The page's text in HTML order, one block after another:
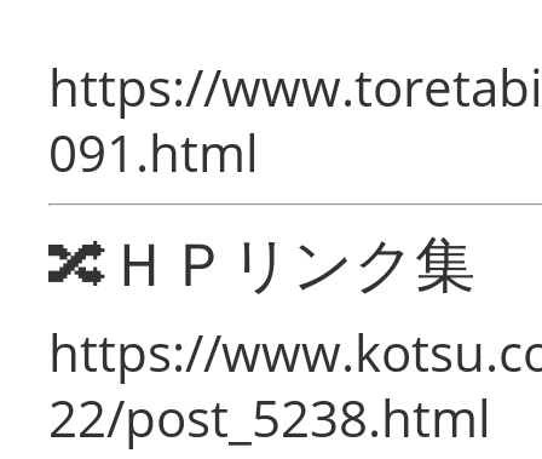
https://
091.html
🔀ＨＰリンク集
https://
22/post_5238.html